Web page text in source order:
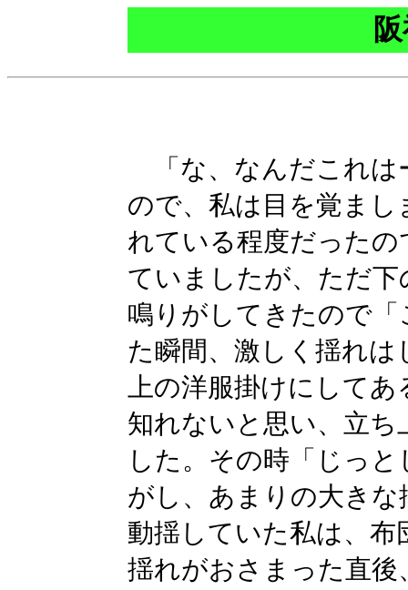
「な、なんだこれは
ので、私は目を覚ま
れている程度だった
ていましたが、ただ
鳴りがしてきたので
た瞬間、激しく揺れ
上の洋服掛けにして
知れないと思い、立
した。その時「じっ
がし、あまりの大き
動揺していた私は、
揺れがおさまった直